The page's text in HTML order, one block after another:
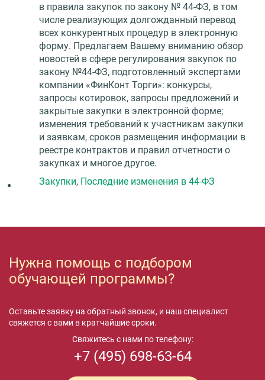
в правила закупок по закону № 44-ФЗ, в том
числе реализующих долгожданный перевод
всех конкурентных процедур в электронную
форму. Предлагаем Вашему вниманию обзор
новостей в сфере регулирования закупок по
закону №44-ФЗ, подготовленный экспертами
компании «ФинКонт Торги»: конкурсы,
запросы котировок, запросы предложений и
закрытые закупки в электронной форме;
изменения требований к участникам закупки
и заявкам, сроков размещения информации в
реестре контрактов и правил отчетности о
закупках и многое другое.
Закупки, Последние изменения в 44-ФЗ
Нужна помощь с подбором
обучающей программы?
Оставьте заявку на обратный звонок, и наш специалист
свяжется с вами в кратчайшие сроки.
Свяжитесь с нами по телефону:
+7 (495) 698-63-64